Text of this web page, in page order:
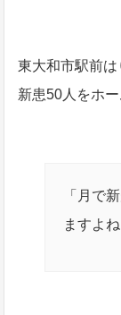
東大和市駅前
新患50人をホ
「月で
ますよね